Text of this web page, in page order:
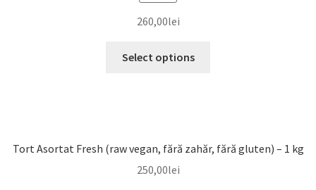
260,00lei
Select options
Tort Asortat Fresh (raw vegan, fără zahăr, fără gluten) – 1 kg
250,00lei